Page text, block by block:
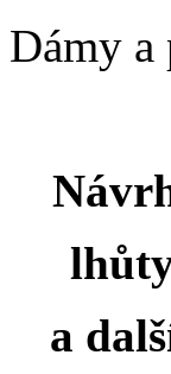
Dámy a
a